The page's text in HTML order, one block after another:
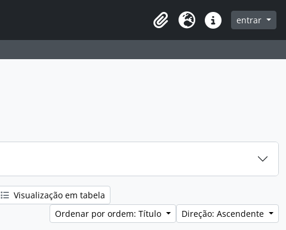
Clipboard
Idioma Ligações rápidas
entrar
Visualização em tabela
Ordenar por ordem: Título
Direção: Ascendente